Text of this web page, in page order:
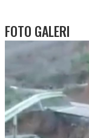
FOTO GALERI